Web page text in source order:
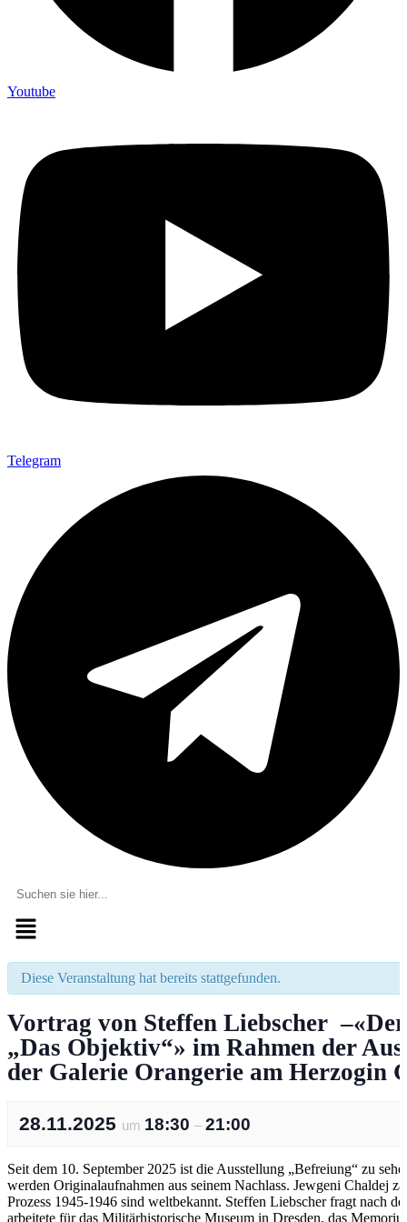
Youtube
Telegram
Menü
Diese Veranstaltung hat bereits stattgefunden.
Vortrag von Steffen Liebscher
„Das Objektiv“» im Rahmen der
der Galerie Orangerie am Herzogin
28.11.2025 um 18:30 – 21:00
Seit dem 10. September 2025 ist die Ausstellung „Befreiung“ zu
werden Originalaufnahmen aus seinem Nachlass. Jewgeni Chaldej
Prozess 1945-1946 sind weltbekannt. Steffen Liebscher fragt nach
arbeitete für das Militärhistorische Museum in Dresden, das